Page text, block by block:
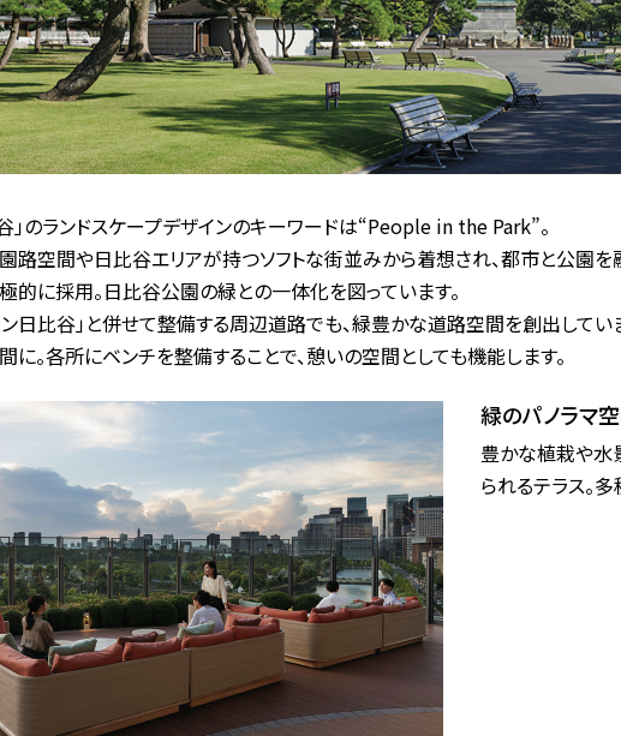
」のランドスケープデザインのキーワードは“People in the Park”。
路空間や日比谷エリアが持つソフトな街並みから着想され、都市と公園
的に採用。日比谷公園の緑との一体化を図っています。
ン日比谷」と併せて整備する周辺道路でも、緑豊かな道路空間を創出して
。各所にベンチを整備することで、憩いの空間としても機能します。
緑のパノラマ
豊かな植栽や水
られるテラス。